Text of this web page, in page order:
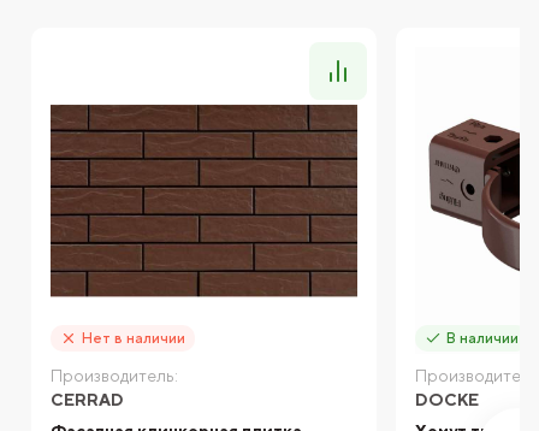
Нет в наличии
Производитель:
CERRAD
В наличии
DOCKE